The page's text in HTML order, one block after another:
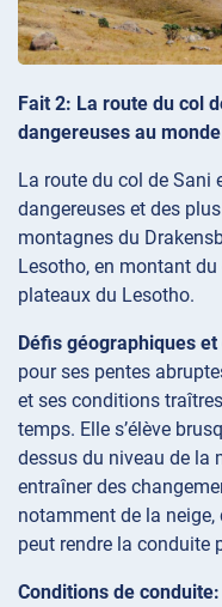
Fait 2: La route du col
dangereuses au monde
La route du col de Sani
dangereuses et des
montagnes du
Lesotho, en montant
plateaux du Lesotho.
Défis géographiques
pour ses pentes
et ses conditions
temps. Elle s’élève
dessus du niveau de la
entraîner des
notamment de la
peut rendre la conduite
Conditions de conduite: